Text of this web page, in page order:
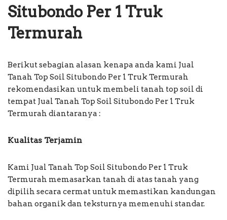
Situbondo Per 1 Truk
Termurah
Berikut sebagian alasan kenapa anda kami Jual
Tanah Top Soil Situbondo Per 1 Truk Termurah
rekomendasikan untuk membeli tanah top soil di
tempat Jual Tanah Top Soil Situbondo Per 1 Truk
Termurah diantaranya :
Kualitas Terjamin
Kami Jual Tanah Top Soil Situbondo Per 1 Truk
Termurah memasarkan tanah di atas tanah yang
dipilih secara cermat untuk memastikan kandungan
bahan organik dan teksturnya memenuhi standar.